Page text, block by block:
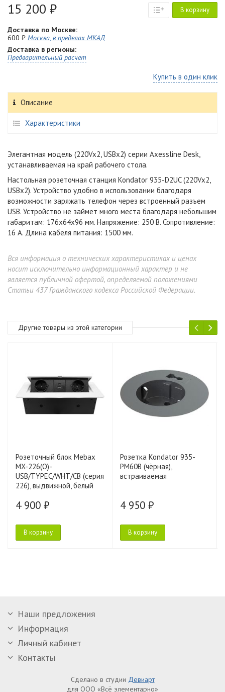
15 200 ₽ В корзину
Доставка по Москве:
600 ₽ Москва, в пределах МКАД
Доставка в регионы:
Предварительный расчет
Купить в один клик
Описание
Характеристики
Элегантная модель (220Vx2, USBx2) серии Axessline Desk,
устанавливаемая на край рабочего стола.
Настольная розеточная станция Kondator 935-D2UC (220Vx2,
USBx2). Устройство удобно в использовании благодаря
возможности заряжать телефон через встроенный разъем
USB. Устройство не займет много места благодаря небольшим
габаритам: 176х64х96 мм. Напряжение: 250 В. Сопротивление:
16 А. Длина кабеля питания: 1500 мм.
Вся информация о технических характеристиках и ценах
носит исключительно информационный характер и не
является публичной офертой, определяемой положениями
Статьи 437 Гражданского кодекса Российской Федерации.
Другие товары из этой категории
Розеточный блок Mebax
MX-226(O)-
USB/TYPEC/WHT/CB (серия
226), выдвижной, белый
4 900 ₽
В корзину
Розетка Kondator 935-
PM60B (чёрная),
встраиваемая
4 950 ₽
В корзину
Наши предложения
Информация
Личный кабинет
Контакты
Сделано в студии Девиарт
для ООО «Всё элементарно»